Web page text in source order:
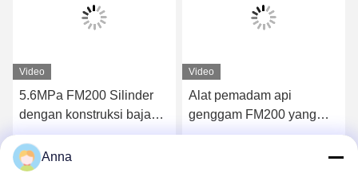
Video
5.6MPa FM200 Silinder
dengan konstruksi baja
tanpa jahitan untuk
pemadaman kebakaran
cepat
Dapatkan Harga Terbaik
Video
Alat pemadam api
genggam FM200 yang
kompak dengan volume
Dapatkan Harga Terbaik
Anna